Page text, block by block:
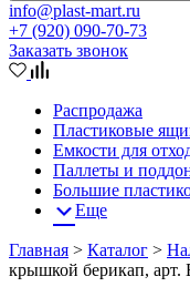
info@plast-mart.ru
+7 (920) 090-70-73
Заказать звонок
Распродажа
Пластиковые
Емкости для
Паллеты и
Большие
Еще
Главная > Каталог >
крышкой берикап, арт.